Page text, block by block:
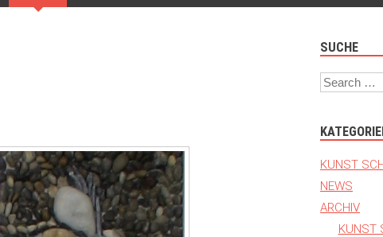
SUCHE
Search
KUNST
NEWS
ARCHIV
KUNST